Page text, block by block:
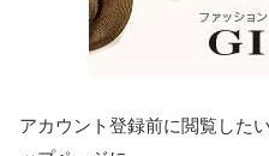
アカウント登録前に閲覧した